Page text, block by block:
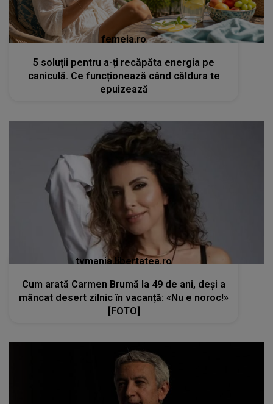
femeia.ro
5 soluții pentru a-ți recăpăta energia pe
caniculă. Ce funcționează când căldura te
epuizează
tvmania.libertatea.ro
Cum arată Carmen Brumă la 49 de ani, deși a
mâncat desert zilnic în vacanță: «Nu e noroc!»
[FOTO]